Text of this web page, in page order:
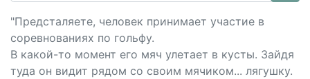
"Предсталяете, человек принимает участие в
соревнованиях по гольфу.
В какой-то момент его мяч улетает в кусты. Зайдя
туда он видит рядом со своим мячиком... лягушку.